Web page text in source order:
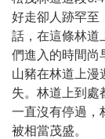
好走卻人跡罕至
話，在這條林道
們進入的時間尚
山豬在林道上漫
失。林道上到處
一直沒有停過，
被相當茂盛。